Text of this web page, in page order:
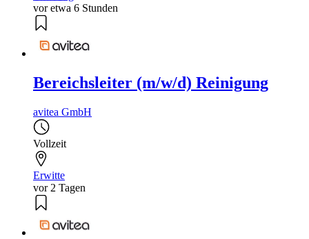
vor etwa 6 Stunden
Bereichsleiter (m/w/d) Reinigung
avitea GmbH
Vollzeit
Erwitte
vor 2 Tagen